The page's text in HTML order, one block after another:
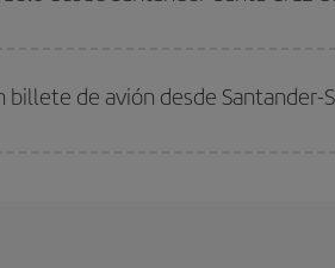
de avión desde Santander-